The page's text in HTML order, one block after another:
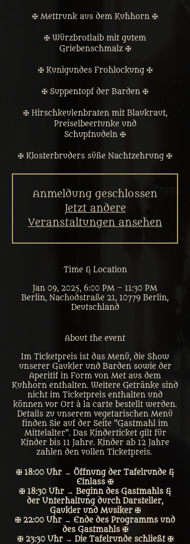
✠ Mettrunk aus dem Kuhhorn ✠
✠ Würzbrotlaib mit gutem
Griebenschmalz ✠
✠ Kunigundes Frohlockung ✠
✠ Suppentopf der Barden ✠
✠ Hirschkeulenbraten mit Blaukraut,
Preiselbeertunke und
Schupfnudeln ✠
✠ Klosterbruders süße Nachtzehrung ✠
Anmeldung geschlossen
Jetzt andere
Veranstaltungen ansehen
Time & Location
Jan 09, 2025, 6:00 PM – 11:30 PM
Berlin, Nachodstraße 21, 10779 Berlin,
Deutschland
About the event
Im Ticketpreis ist das Menü, die Show
unserer Gaukler und Barden sowie der
Aperitif in Form von Met aus dem
Kuhhorn enthalten. Weitere Getränke sind
nicht im Ticketpreis enthalten und
können vor Ort à la carte bestellt werden.
Details zu unserem vegetarischen Menü
finden Sie auf der Seite "Gastmahl im
Mittelalter". Das Kinderticket gilt für
Kinder bis 11 Jahre. Kinder ab 12 Jahre
zahlen den vollen Ticketpreis.
✠ 18:00 Uhr → Öffnung der Tafelrunde &
Einlass ✠
✠ 18:30 Uhr → Beginn des Gastmahls &
der Unterhaltung durch Darsteller,
Gaukler und Musiker ✠
✠ 22:00 Uhr → Ende des Programms und
des Gastmahls ✠
✠ 23:30 Uhr → Die Tafelrunde schließt ✠